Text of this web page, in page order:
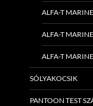
ALFA-T
ALFA-T
ALFA-T
SÓLYAKOCSIK
PANTOON TEST